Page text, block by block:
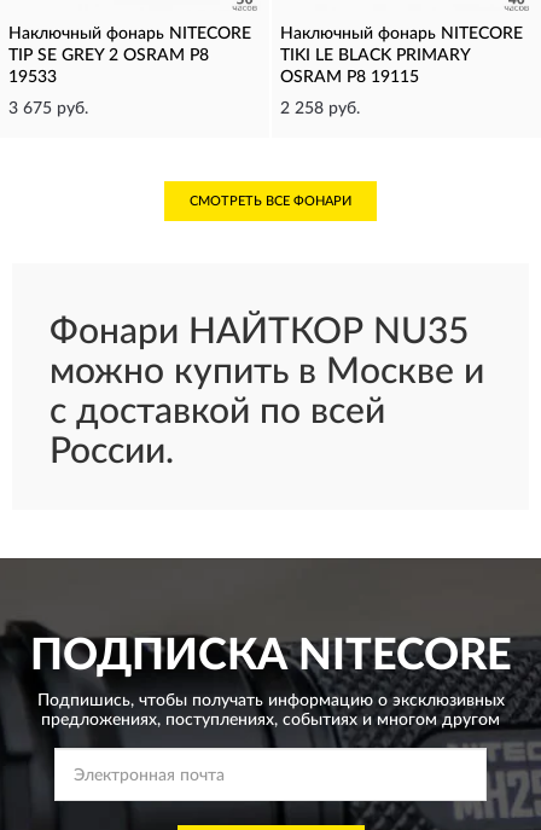
Наключный фонарь NITECORE
TIP SE GREY 2 OSRAM P8
19533
3 675 руб.
Наключный фонарь NITECORE
TIKI LE BLACK PRIMARY
OSRAM P8 19115
2 258 руб.
СМОТРЕТЬ ВСЕ ФОНАРИ
Фонари НАЙТКОР NU35
можно купить в Москве и
с доставкой по всей
России.
ПОДПИСКАNITECORE
Подпишись, чтобы получать информацию о эксклюзивных
предложениях, поступлениях, событиях и многом другом